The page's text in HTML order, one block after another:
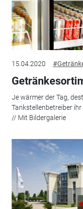
15.04.2020
Je wärmer der Tag,
Tankstellenbetreiber
// Mit Bildergalerie